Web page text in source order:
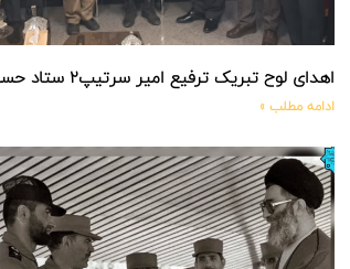
اهدای لوح تبریک ترفیع امیر سرتیپ۲ ستاد حسین صادق زاده فرمانده تیپ ۲۵ واکنش سریع شهید آبگون نزاجا مستقر در تبریز
ادامه مطلب »